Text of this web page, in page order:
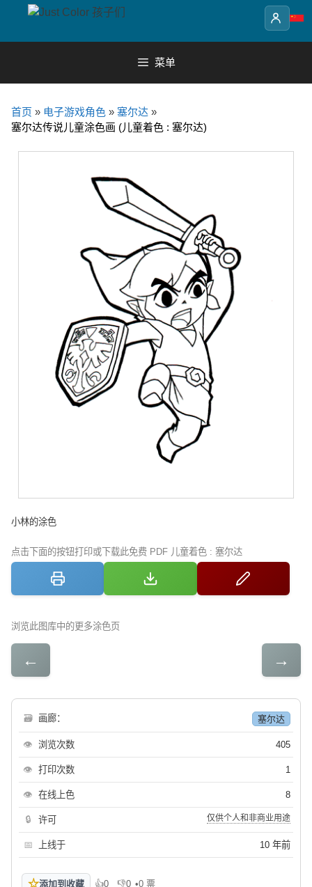
content
菜单
首页 » 电子游戏角色 » 塞尔达 »
塞尔达传说儿童涂色画 (儿童着色 : 塞尔达)
小林的涂色
点击下面的按钮打印或下载此免费 PDF 儿童着色 : 塞尔达
浏览此图库中的更多涂色页
← →
🗃 画廊： 塞尔达
👁 浏览次数 405
👁 打印次数 1
👁 在线上色 8
🔒 许可 仅供个人和非商业用途
📅 上线于 10 年前
☆添加到收藏 👍0 👎0 •0 票